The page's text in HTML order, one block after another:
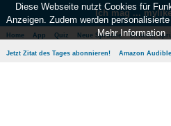
Ich mag ...
Home App Quiz Neue Sprüche Beliebte
Jetzt Zitat des Tages abonnieren! Amazon
Diese Webseite nutzt Cookies für
Anzeigen. Zudem werden
Mehr Information